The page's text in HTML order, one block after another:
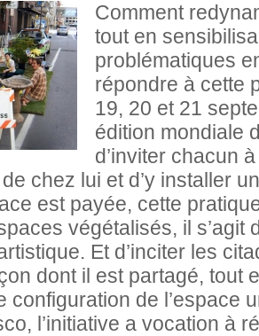
Comment
tout en
problématiques
répondre à cette
19, 20 et 21
édition mondiale
d’inviter chacun
chez lui et d’y installer
est payée, cette
végétalisés, il s’agit
Et d’inciter les
dont il est partagé, tout
configuration de l’espace
l’initiative a vocation à